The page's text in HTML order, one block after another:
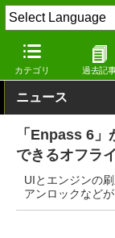
カテゴリ 過去記
窓の杜 セキュリティ
ニュース
「Enpass 6
できるオフラ
UIとエンジンの
アンロックなど